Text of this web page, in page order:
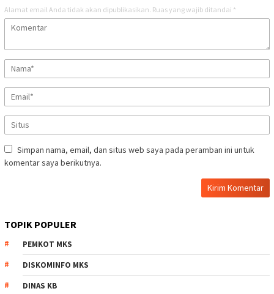
Alamat email Anda tidak akan dipublikasikan. Ruas yang wajib ditandai *
Simpan nama, email, dan situs web saya pada peramban ini untuk
komentar saya berikutnya.
TOPIK POPULER
PEMKOT MKS
DISKOMINFO MKS
DINAS KB